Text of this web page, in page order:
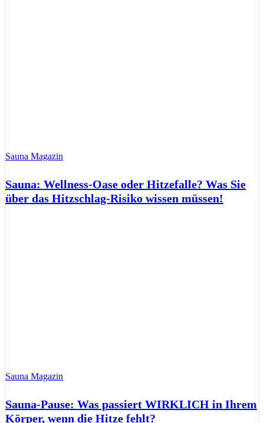
Sauna Magazin
Sauna: Wellness-Oase oder Hitzefalle? Was Sie
über das Hitzschlag-Risiko wissen müssen!
Sauna Magazin
Sauna-Pause: Was passiert WIRKLICH in Ihrem
Körper, wenn die Hitze fehlt?